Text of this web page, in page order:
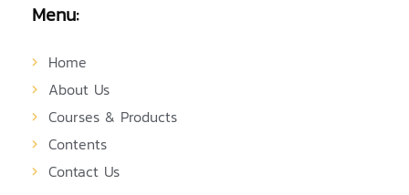
Menu:
Home
About Us
Courses & Products
Contents
Contact Us